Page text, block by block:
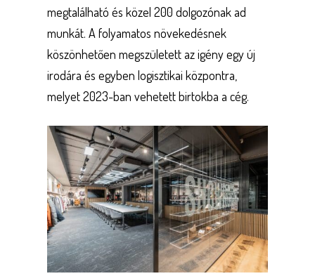
megtalálható és közel 200 dolgozónak ad
munkát. A folyamatos növekedésnek
köszönhetően megszületett az igény egy új
irodára és egyben logisztikai központra,
melyet 2023-ban vehetett birtokba a cég.